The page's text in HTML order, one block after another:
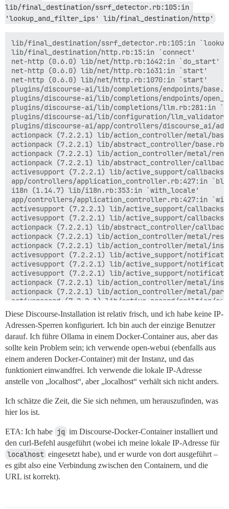
lib/final_destination/ssrf_detector.rb:105:in
'lookup_and_filter_ips' lib/final_destination/http'
lib/final_destination/ssrf_detector.rb:105:in
lib/final_destination/http.rb:15:in `connect'
net-http (0.6.0) lib/net/http.rb:1642:in `do_start'
net-http (0.6.0) lib/net/http.rb:1631:in `start'
net-http (0.6.0) lib/net/http.rb:1070:in `start'
plugins/discourse-ai/lib/completions/endpoints/
plugins/discourse-ai/lib/completions/endpoints/
plugins/discourse-ai/lib/completions/llm.rb:281:in
plugins/discourse-ai/lib/configuration/
plugins/discourse-ai/app/controllers/discourse_ai/
actionpack (7.2.2.1) lib/action_controller/metal/
actionpack (7.2.2.1) lib/abstract_controller/
actionpack (7.2.2.1) lib/action_controller/metal/
actionpack (7.2.2.1) lib/abstract_controller/
activesupport (7.2.2.1) lib/active_support/
app/controllers/application_controller.rb:427:in
i18n (1.14.7) lib/i18n.rb:353:in `with_locale'
app/controllers/application_controller.rb:427:in
activesupport (7.2.2.1) lib/active_support/
activesupport (7.2.2.1) lib/active_support/
actionpack (7.2.2.1) lib/abstract_controller/
actionpack (7.2.2.1) lib/action_controller/metal/
actionpack (7.2.2.1) lib/action_controller/metal/
activesupport (7.2.2.1) lib/active_support/
activesupport (7.2.2.1) lib/active_support/
activesupport (7.2.2.1) lib/active_support/
actionpack (7.2.2.1) lib/action_controller/metal/
actionpack (7.2.2.1) lib/action_controller/metal/
activerecord (7.2.2.1) lib/active_record/railties/
actionpack (7.2.2.1) lib/abstract_controller/
actionview (7.2.2.1) lib/action_view/
rack-mini-profiler (3.3.1) lib/mini_profiler/
actionpack (7.2.2.1) lib/action_controller/
actionpack (7.2.2.1) lib/action_controller/
actionpack (7.2.2.1) lib/action_dispatch/routing/
actionpack (7.2.2.1) lib/action_dispatch/routing/
actionpack (7.2.2.1) lib/action_dispatch/routing/
actionpack (7.2.2.1) lib/action_dispatch/routing/
actionpack (7.2.2.1) lib/action_dispatch/journey/
actionpack (7.2.2.1) lib/action_dispatch/journey/
actionpack (7.2.2.1) lib/action_dispatch/journey/
actionpack (7.2.2.1) lib/action_dispatch/routing/
lib/middleware/omniauth_bypass_middleware.rb:35:in
rack (2.2.11) lib/rack/tempfile_reaper.rb:15:in
rack (2.2.11) lib/rack/conditional_get.rb:27:in
rack (2.2.11) lib/rack/head.rb:12:in `call'
Diese Discourse-Installation ist relativ frisch, und ich habe keine IP-
Adressen-Sperren konfiguriert. Ich bin auch der einzige Benutzer
darauf. Ich führe Ollama in einem Docker-Container aus, aber das
sollte kein Problem sein; ich verwende open-webui (ebenfalls aus
einem anderen Docker-Container) mit der Instanz, und das
funktioniert einwandfrei. Ich verwende die lokale IP-Adresse
anstelle von „localhost“, aber „localhost“ verhält sich nicht anders.
Ich schätze die Zeit, die Sie sich nehmen, um herauszufinden, was
hier los ist.
ETA: Ich habe jq im Discourse-Docker-Container installiert und
den curl-Befehl ausgeführt (wobei ich meine lokale IP-Adresse für
localhost eingesetzt habe), und er wurde von dort ausgeführt –
es gibt also eine Verbindung zwischen den Containern, und die
URL ist korrekt).